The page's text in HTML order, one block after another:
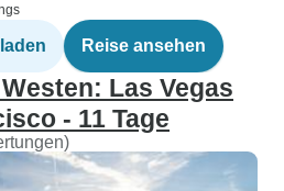
Reise ansehen
Las Vegas
- 11 Tage